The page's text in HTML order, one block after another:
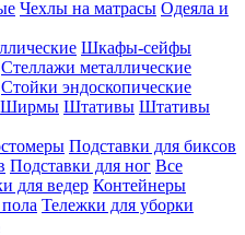
Чехлы на матрасы Одеяла и
Шкафы-сейфы
Стеллажи металлические
Стойки эндоскопические
Ширмы Штативы Штативы
Подставки для биксов
Подставки для ног Все
для ведер Контейнеры
Тележки для уборки